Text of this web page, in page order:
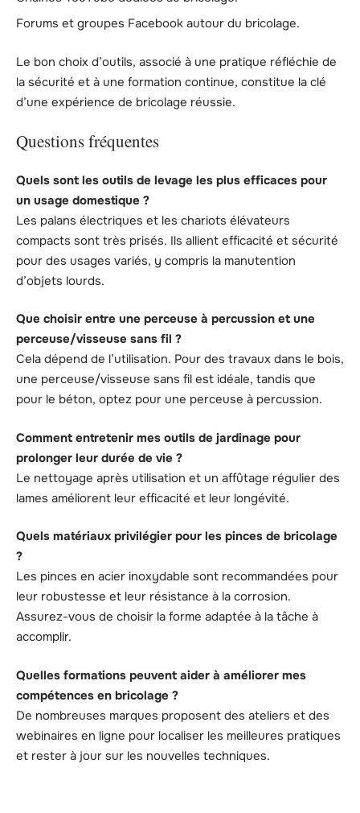
Forums et groupes Facebook autour du bricolage.
Le bon choix d’outils, associé à une pratique réfléchie de
la sécurité et à une formation continue, constitue la clé
d’une expérience de bricolage réussie.
Questions fréquentes
Quels sont les outils de levage les plus efficaces pour
un usage domestique ?
Les palans électriques et les chariots élévateurs
compacts sont très prisés. Ils allient efficacité et sécurité
pour des usages variés, y compris la manutention
d’objets lourds.
Que choisir entre une perceuse à percussion et une
perceuse/visseuse sans fil ?
Cela dépend de l’utilisation. Pour des travaux dans le bois,
une perceuse/visseuse sans fil est idéale, tandis que
pour le béton, optez pour une perceuse à percussion.
Comment entretenir mes outils de jardinage pour
prolonger leur durée de vie ?
Le nettoyage après utilisation et un affûtage régulier des
lames améliorent leur efficacité et leur longévité.
Quels matériaux privilégier pour les pinces de bricolage
?
Les pinces en acier inoxydable sont recommandées pour
leur robustesse et leur résistance à la corrosion.
Assurez-vous de choisir la forme adaptée à la tâche à
accomplir.
Quelles formations peuvent aider à améliorer mes
compétences en bricolage ?
De nombreuses marques proposent des ateliers et des
webinaires en ligne pour localiser les meilleures pratiques
et rester à jour sur les nouvelles techniques.